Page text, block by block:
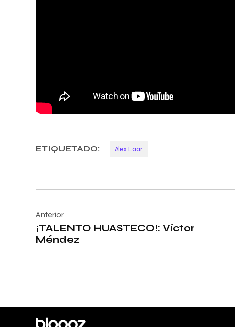
ETIQUETADO: Alex Laar
de
entradas
Anterior
¡TALENTO HUASTECO!: Víctor
Méndez